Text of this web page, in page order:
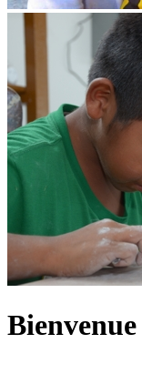
Bienvenue